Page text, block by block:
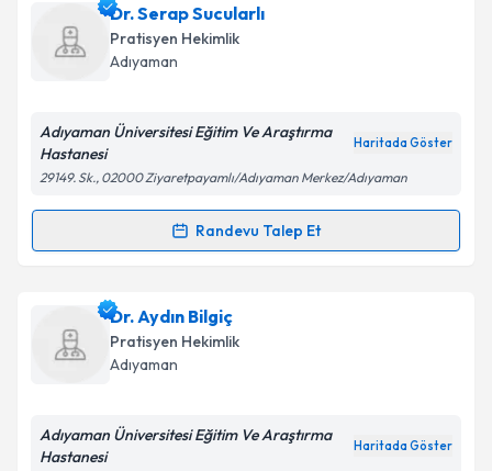
Takvim Talebini Gönder
Dr. Mehmet Kakıziçin randevu takvimi talebi
oluşturun. Size bu uzmandan randevu almanız için bir
takvim hazırlandığında e-posta ile bilgilendireceğiz.
Kişisel verilerimin işlenmesine ilişkinAydınlatma
'ni okudum ve kişisel verilerimin belirtilen
kapsamda işlenmesini kabul ediyorum.
Takvim Talebini Gönder
Dr. Serap Sucularlı
Pratisyen Hekimlik
Adıyaman
Adıyaman Üniversitesi Eğitim Ve Araştırma
Hastanesi
Haritada Göster
29149. Sk., 02000 Ziyaretpayamlı/Adıyaman Merkez/Adıyaman
Randevu Talep Et
Randevu Takvimi Talebi
Dr. Serap Sucularlıiçin randevu takvimi talebi
oluşturun. Size bu uzmandan randevu almanız için bir
takvim hazırlandığında e-posta ile bilgilendireceğiz.
Dr. Aydın Bilgiç
Pratisyen Hekimlik
Adıyaman
Adıyaman Üniversitesi Eğitim Ve Araştırma
Hastanesi
Haritada Göster